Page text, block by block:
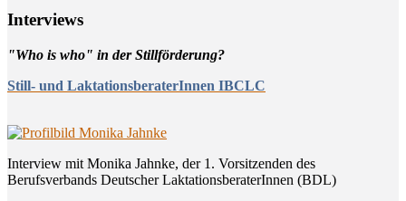
Inter­views
"Who is who" in der Stillförderung?
Still- und LaktationsberaterInnen IBCLC
Interview mit Monika Jahnke, der 1. Vorsitzenden des
Berufsverbands Deutscher LaktationsberaterInnen (BDL)